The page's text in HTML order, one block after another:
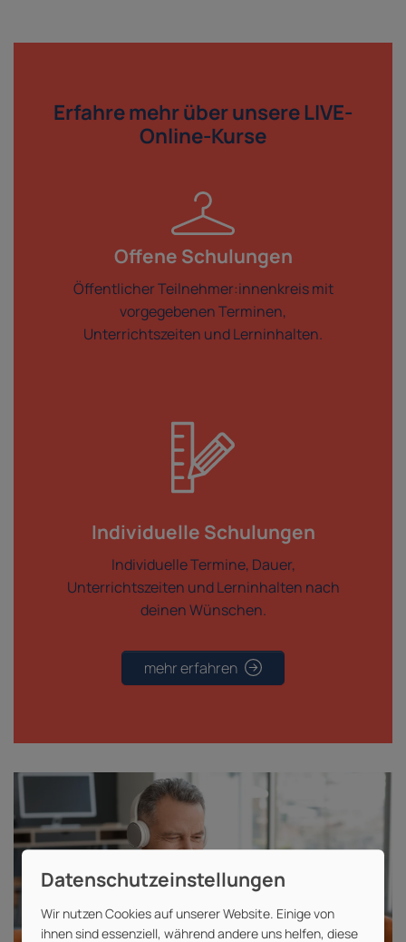
Erfahre mehr überunsere LIVE-
Online-Kurse
Offene Schulungen
Öffentlicher Teilnehmer:innenkreis mit
vorgegebenen Terminen,
Unterrichtszeiten und Lerninhalten.
Individuelle Schulungen
Individuelle Termine, Dauer,
Unterrichtszeiten und Lerninhalten nach
deinen Wünschen.
mehr erfahren
Wir nutzen Cookies auf unserer Website. Einige von
ihnen sind essenziell, während andere uns helfen, diese